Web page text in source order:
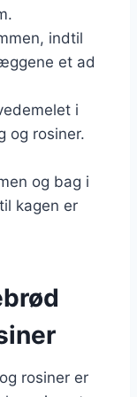
indtil
et ad
i
og rosiner.
og bag i
kagen er
rosiner er